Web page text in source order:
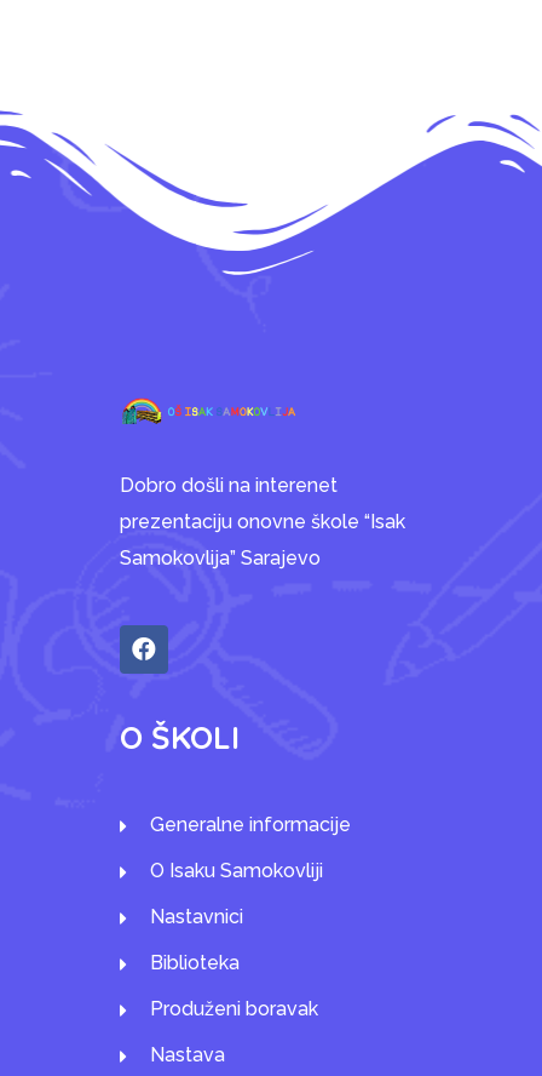
Dobro došli na interenet
prezentaciju onovne škole “Isak
Samokovlija” Sarajevo
O ŠKOLI
Generalne informacije
O Isaku Samokovliji
Nastavnici
Biblioteka
Produženi boravak
Nastava